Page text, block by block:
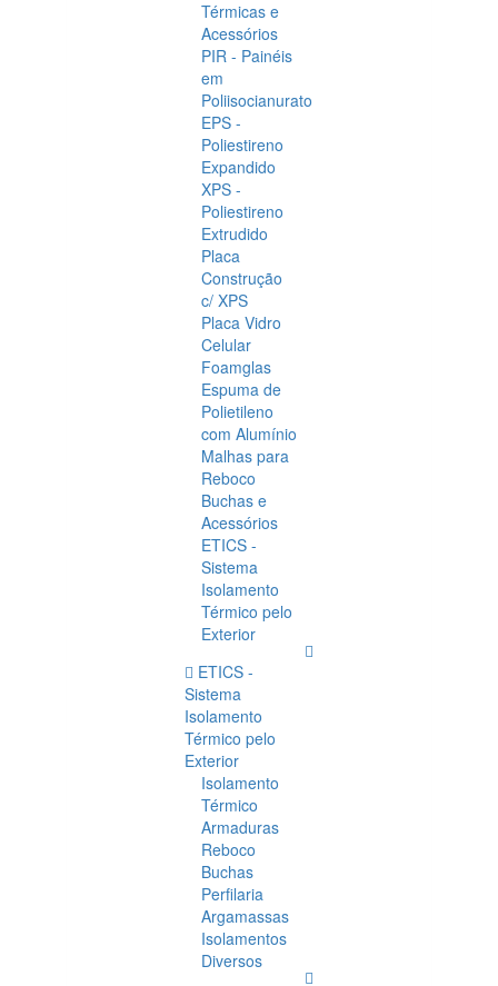
Térmicas e
Acessórios
PIR - Painéis
em
Poliisocianurato
EPS -
Poliestireno
Expandido
XPS -
Poliestireno
Extrudido
Placa
Construção
c/ XPS
Placa Vidro
Celular
Foamglas
Espuma de
Polietileno
com Alumínio
Malhas para
Reboco
Buchas e
Acessórios
ETICS -
Sistema
Isolamento
Térmico pelo
Exterior
ETICS -
Sistema
Isolamento
Térmico pelo
Exterior
Isolamento
Térmico
Armaduras
Reboco
Buchas
Perfilaria
Argamassas
Isolamentos
Diversos